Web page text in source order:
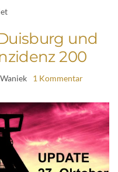
und
200
1 Kommentar